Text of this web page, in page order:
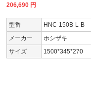
206,690 円
型番
HNC-150B-L-B
メーカー
ホシザキ
サイズ
1500*345*270